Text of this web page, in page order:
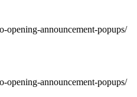
opening-announcement-popups/
opening-announcement-popups/